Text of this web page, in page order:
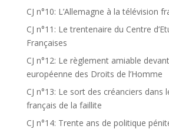
CJ n°10: L’Allemagne à la télévision
CJ n°11: Le trentenaire du Centre
Françaises
CJ n°12: Le règlement amiable
européenne des Droits de l’Homme
CJ n°13: Le sort des créanciers dans
français de la faillite
CJ n°14: Trente ans de politique